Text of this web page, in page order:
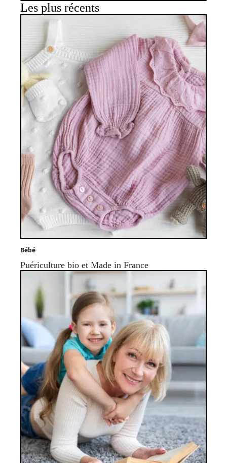
Les plus récents
Bébé
Puériculture bio et Made in France